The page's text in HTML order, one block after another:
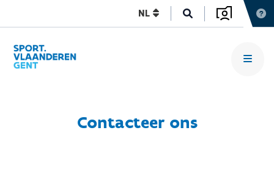
NL
Contacteer ons